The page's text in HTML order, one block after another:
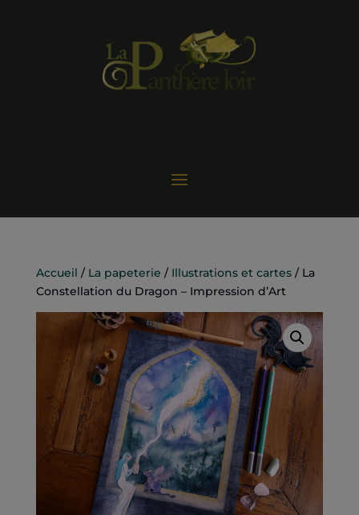
Accueil / La papeterie / Illustrations et cartes/ La
Constellation du Dragon – Impression d’Art